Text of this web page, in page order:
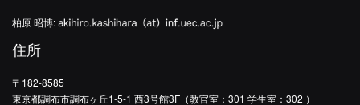
柏原 昭博:
住所
〒182-8585
東京都調布市調布ヶ丘1-5-1 西3号館3F（教官室：301 学生室：302 ）